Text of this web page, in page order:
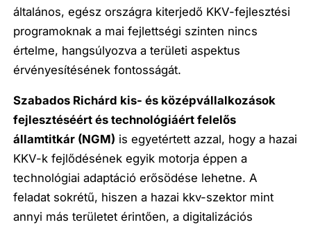
általános, egész országra kiterjedő KKV-fejlesztési
programoknak a mai fejlettségi szinten nincs
értelme, hangsúlyozva a területi aspektus
érvényesítésének fontosságát.
Szabados Richárd kis- és középvállalkozások
fejlesztéséért és technológiáért felelős
államtitkár (NGM) is egyetértett azzal, hogy a hazai
KKV-k fejlődésének egyik motorja éppen a
technológiai adaptáció erősödése lehetne. A
feladat sokrétű, hiszen a hazai kkv-szektor mint
annyi más területet érintően, a digitalizációs